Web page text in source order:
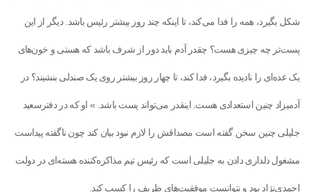
شکل بگیرد، همه را فدا می‌کند، تا اینکه چند روز بیشتر رئیس باشد. دیگر از این
پست‌تر چه چیزی هست؟ چقدر آدم باید دور از شرف باشد که هستی و خون‌های
یک عده‌ای را نادیده بگیرد، فدا کند، تا چهار روز بیشتر روی یک صندلی بنشیند؟ در
آدمیزاد چنین استعدادی هست. اینقدر می‌تواند پست باشد. » او که در دفترسعید
جلیلی چنین سخن گفته است مصداقش را لازم نبود بیان کند چون ناگفته پیداست
مشغول دلداری دادن به جلیلی است که رئیس تیم مذاکره‌کننده هسته‌ای در دولت
احمدی‌نژاد بود و نتوانست موفقیت‌های ظریف را کسب کند.